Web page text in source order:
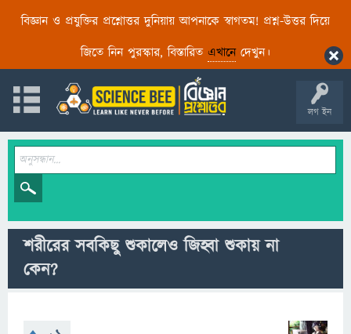
বিজ্ঞান ও প্রযুক্তির প্রশ্নোত্তর দুনিয়ায় আপনাকে স্বাগতম! প্রশ্ন-উত্তর দিয়ে
জিতে নিন পুরস্কার, বিস্তারিত এখানেদেখুন।
লগ ইন
শরীরের সবকিছু শুকালেও জিহ্বা শুকায় না
কেন?